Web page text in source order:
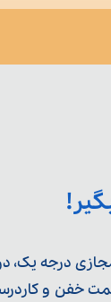
درجه یک،
خفن و